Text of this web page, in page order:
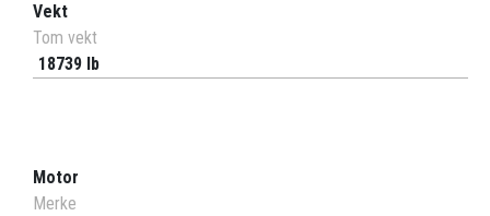
Vekt
Tom vekt
18739 lb
Motor
Merke